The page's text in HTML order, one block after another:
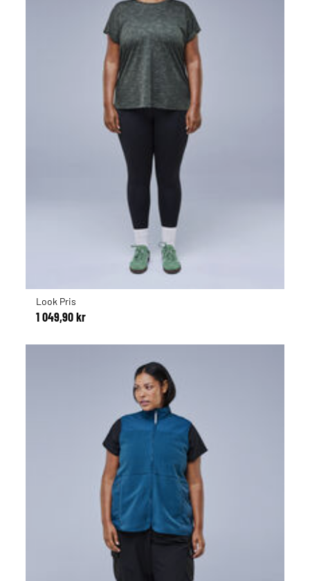
Look Pris
1 049,90 kr